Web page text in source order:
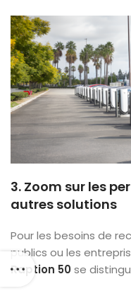
3. Zoom sur les
autres solutions
Pour les besoins de
publics ou les
Raption 50se